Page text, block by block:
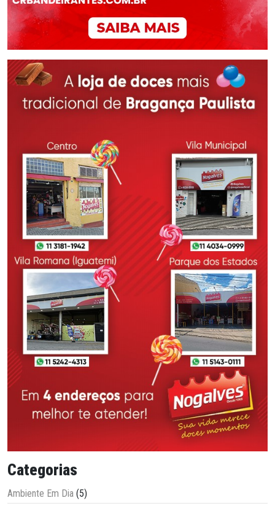
Categorias
Ambiente Em Dia (5)